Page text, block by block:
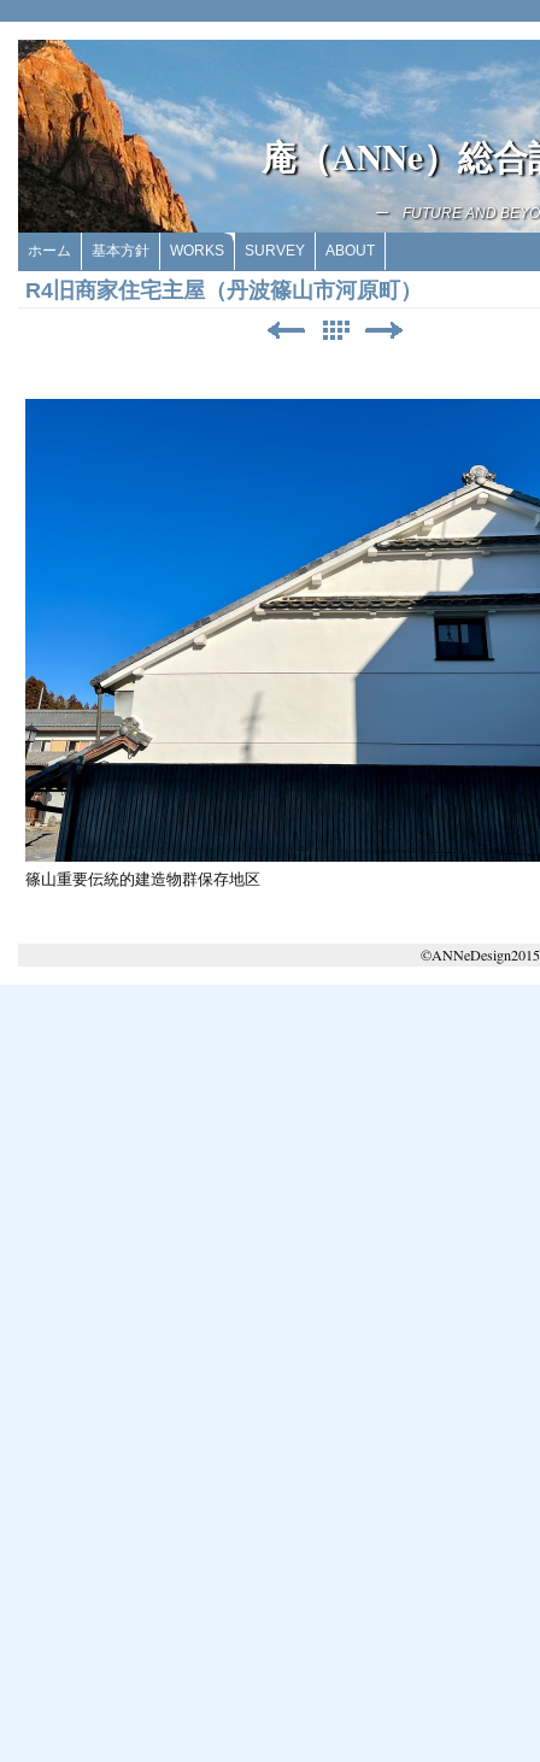
庵（ANNe）総
ー FUTURE AND
ホーム 基本方針 WORKS SURVEY ABOUT
R4旧商家住宅主屋（丹波篠山市河原町）
篠山重要伝統的建造物群保存地区